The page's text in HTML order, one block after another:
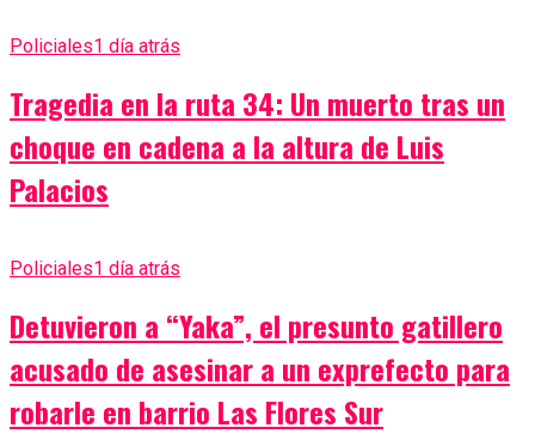
Policiales1 día atrás
Tragedia en la ruta 34: Un muerto tras un
choque en cadena a la altura de Luis
Palacios
Policiales1 día atrás
Detuvieron a “Yaka”, el presunto gatillero
acusado de asesinar a un exprefecto para
robarle en barrio Las Flores Sur